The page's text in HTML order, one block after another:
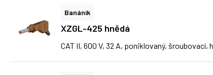
Banánik
XZGL-425 hnědá
CAT II, 600 V, 32 A, poniklovaný, šroubovací,